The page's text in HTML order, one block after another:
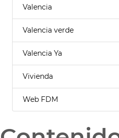
Valencia
Valencia verde
Valencia Ya
Vivienda
Web FDM